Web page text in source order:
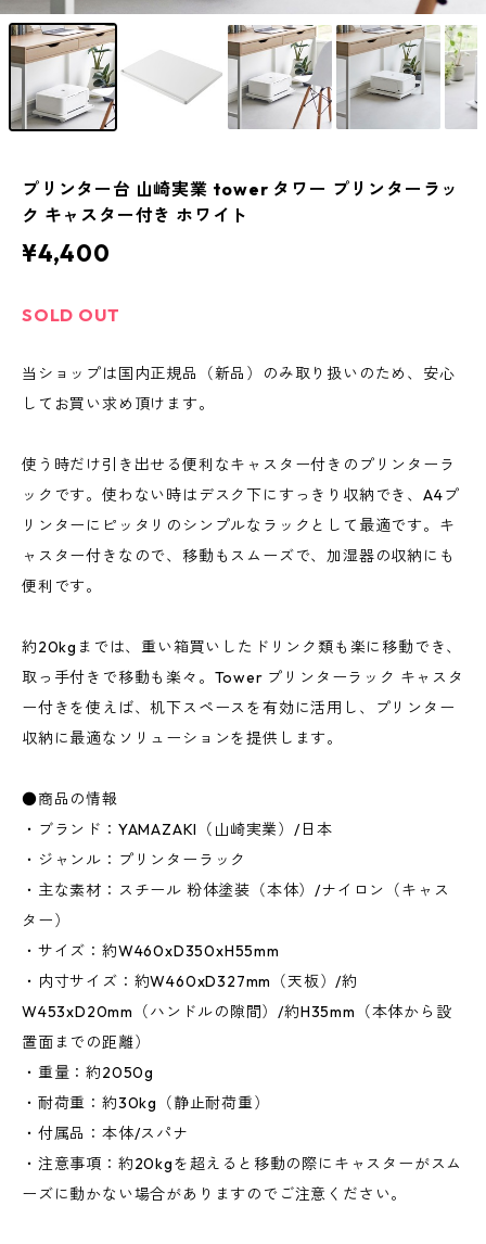
プリンター台 山崎実業 tower タワー プリンターラッ
ク キャスター付き ホワイト
¥4,400
SOLD OUT
当ショップは国内正規品（新品）のみ取り扱いのため、安心
してお買い求め頂けます。
使う時だけ引き出せる便利なキャスター付きのプリンターラ
ックです。使わない時はデスク下にすっきり収納でき、A4プ
リンターにピッタリのシンプルなラックとして最適です。キ
ャスター付きなので、移動もスムーズで、加湿器の収納にも
便利です。
約20kgまでは、重い箱買いしたドリンク類も楽に移動でき、
取っ手付きで移動も楽々。Tower プリンターラック キャスタ
ー付きを使えば、机下スペースを有効に活用し、プリンター
収納に最適なソリューションを提供します。
●商品の情報
・ブランド：YAMAZAKI（山崎実業）/日本
・ジャンル：プリンターラック
・主な素材：スチール 粉体塗装（本体）/ナイロン（キャス
ター）
・サイズ：約W460xD350xH55mm
・内寸サイズ：約W460xD327mm（天板）/約
W453xD20mm（ハンドルの隙間）/約H35mm（本体から設
置面までの距離）
・重量：約2050g
・耐荷重：約30kg（静止耐荷重）
・付属品：本体/スパナ
・注意事項：約20kgを超えると移動の際にキャスターがスム
ーズに動かない場合がありますのでご注意ください。